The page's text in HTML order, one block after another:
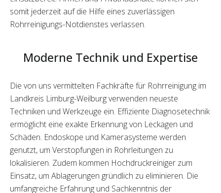
somit jederzeit auf die Hilfe eines zuverlässigen
Rohrreinigungs-Notdienstes verlassen.
Moderne Technik und Expertise
Die von uns vermittelten Fachkräfte für Rohrreinigung im
Landkreis Limburg-Weilburg verwenden neueste
Techniken und Werkzeuge ein. Effiziente Diagnosetechnik
ermöglicht eine exakte Erkennung von Leckagen und
Schäden. Endoskope und Kamerasysteme werden
genutzt, um Verstopfungen in Rohrleitungen zu
lokalisieren. Zudem kommen Hochdruckreiniger zum
Einsatz, um Ablagerungen gründlich zu eliminieren. Die
umfangreiche Erfahrung und Sachkenntnis der